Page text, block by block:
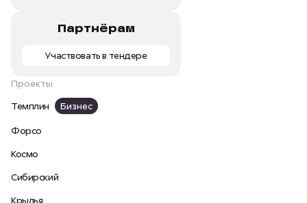
Партнёрам
Участвовать в тендере
Проекты
Темплин
Бизнес
Форсо
Космо
Сибирский
Крылья